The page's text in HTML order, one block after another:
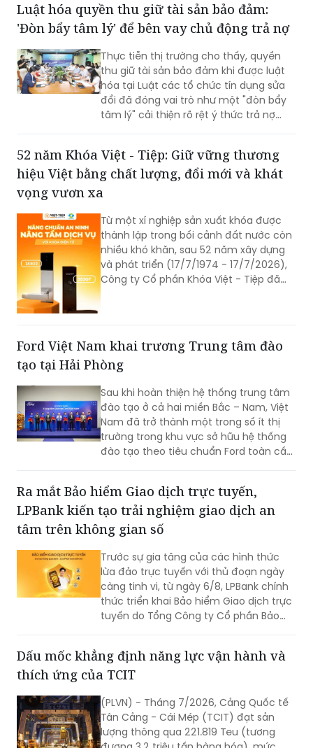
Luật hóa quyền thu giữ tài sản bảo đảm:
'Đòn bẩy tâm lý' để bên vay chủ động trả nợ
Thực tiễn thị trường cho thấy, quyền
thu giữ tài sản bảo đảm khi được luật
hóa tại Luật các tổ chức tín dụng sửa
đổi đã đóng vai trò như một "đòn bẩy
tâm lý" cải thiện rõ rệt ý thức trả nợ
52 năm Khóa Việt - Tiệp: Giữ vững thương
hiệu Việt bằng chất lượng, đổi mới và khát
vọng vươn xa
Từ một xí nghiệp sản xuất khóa được
thành lập trong bối cảnh đất nước còn
nhiều khó khăn, sau 52 năm xây dựng
và phát triển (17/7/1974 - 17/7/2026),
Công ty Cổ phần Khóa Việt - Tiệp đã
là câu chuyện tăng trưởng của một
thương hiệu “quốc dân”, mà còn phản
ánh sự bền bỉ của doanh nghiệp Việt
không ngừng nâng cao năng lực cạnh
tranh.
Ford Việt Nam khai trương Trung tâm đào
tạo tại Hải Phòng
Sau khi hoàn thiện hệ thống trung tâm
đào tạo ở cả hai miền Bắc – Nam, Việt
Nam đã trở thành một trong số ít thị
trường trong khu vực sở hữu hệ thống
đào tạo theo tiêu chuẩn Ford toàn cầu,
Ra mắt Bảo hiểm Giao dịch trực tuyến,
LPBank kiến tạo trải nghiệm giao dịch an
tâm trên không gian số
Trước sự gia tăng của các hình thức
lừa đảo trực tuyến với thủ đoạn ngày
càng tinh vi, từ ngày 6/8, LPBank chính
thức triển khai Bảo hiểm Giao dịch trực
tuyến do Tổng Công ty Cổ phần Bảo
Dấu mốc khẳng định năng lực vận hành và
thích ứng của TCIT
(PLVN) - Tháng 7/2026, Cảng Quốc tế
Tân Cảng - Cái Mép (TCIT) đạt sản
lượng thông qua 221.819 Teu (tương